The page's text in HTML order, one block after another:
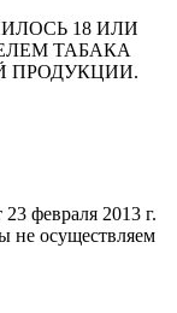
18 ИЛИ
ТАБАКА
ПРОДУКЦИИ.
февраля 2013 г.
не осуществляем